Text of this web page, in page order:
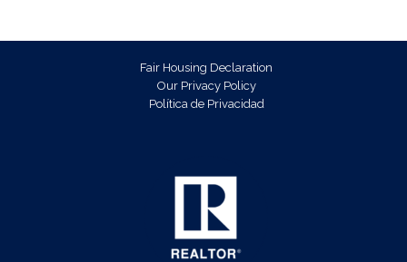
Fair Housing Declaration
Our Privacy Policy
Política de Privacidad